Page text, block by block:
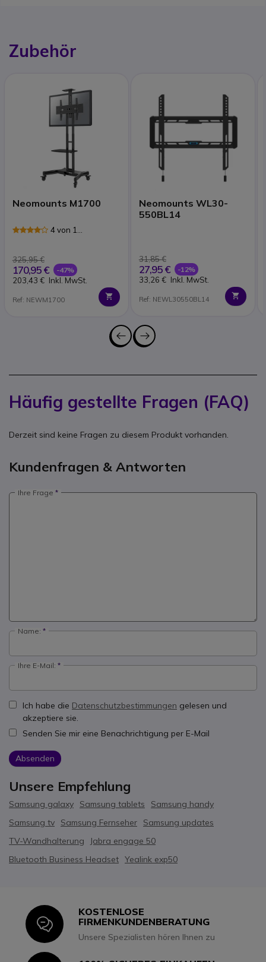
Zubehör
Neomounts M1700
4 von 1
325,95 €
170,95 € -47%
203,43 € Inkl. MwSt.
Ref: NEWM1700
Neomounts WL30-
550BL14
31,85 €
27,95 € -12%
33,26 € Inkl. MwSt.
Ref: NEWL30550BL14
Häufig gestellte Fragen (FAQ)
Derzeit sind keine Fragen zu diesem Produkt vorhanden.
Kundenfragen & Antworten
Ihre Frage
Name:
Ihre E-Mail:
Ich habe die Datenschutzbestimmungen gelesen und
akzeptiere sie.
Senden Sie mir eine Benachrichtigung per E-Mail
Absenden
Unsere Empfehlung
Samsung galaxy Samsung tablets
Samsung handy
Samsung tv
Samsung Fernseher
Samsung updates
TV-Wandhalterung
Jabra engage 50
Bluetooth Business Headset Yealink exp50
Icon
KOSTENLOSE
FIRMENKUNDENBERATUNG
Unsere Spezialisten hören Ihnen zu